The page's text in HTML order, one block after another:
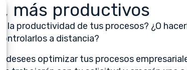
más productivos
la productividad de tus procesos? ¿O
a distancia?
desees optimizar tus procesos